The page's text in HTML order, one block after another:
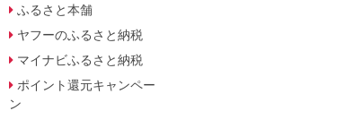
ふるさと本舗
ヤフーのふるさと納税
マイナビふるさと納税
ポイント還元キャンペー
ン